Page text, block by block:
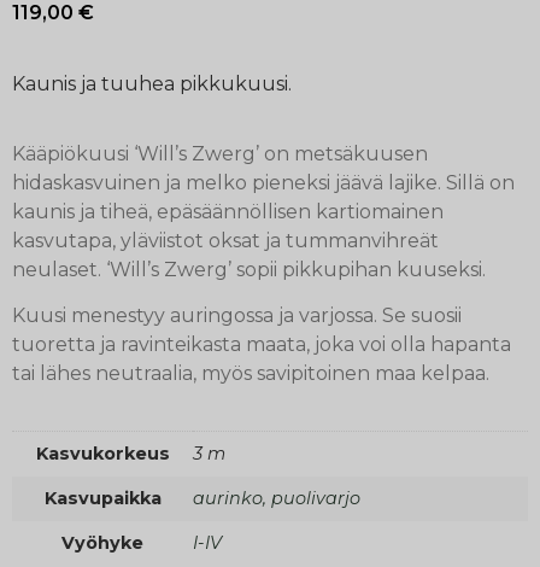
119,00 €
Kaunis ja tuuhea pikkukuusi.
Kääpiökuusi ‘Will’s Zwerg’ on metsäkuusen
hidaskasvuinen ja melko pieneksi jäävä lajike. Sillä on
kaunis ja tiheä, epäsäännöllisen kartiomainen
kasvutapa, yläviistot oksat ja tummanvihreät
neulaset. ‘Will’s Zwerg’ sopii pikkupihan kuuseksi.
Kuusi menestyy auringossa ja varjossa. Se suosii
tuoretta ja ravinteikasta maata, joka voi olla hapanta
tai lähes neutraalia, myös savipitoinen maa kelpaa.
Kasvukorkeus 3 m
Kasvupaikka aurinko, puolivarjo
Vyöhyke I-IV